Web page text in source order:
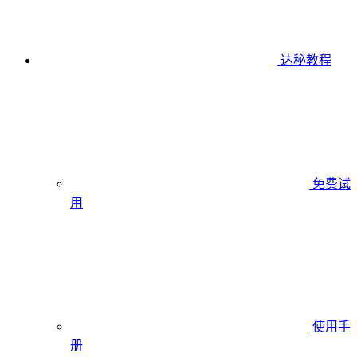
达秘教程
免费试
用
使用手
册